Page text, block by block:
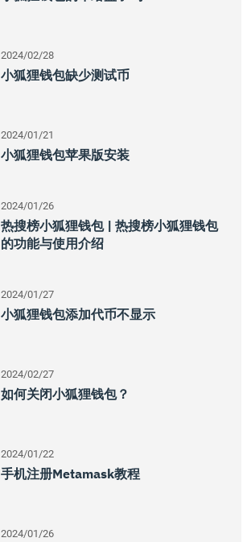
2024/02/28
小狐狸钱包缺少测试币
2024/01/21
小狐狸钱包苹果版安装
2024/01/26
热搜榜小狐狸钱包 | 热搜榜小狐狸钱包
的功能与使用介绍
2024/01/27
小狐狸钱包添加代币不显示
2024/02/27
如何关闭小狐狸钱包？
2024/01/22
手机注册metamask教程
2024/01/26